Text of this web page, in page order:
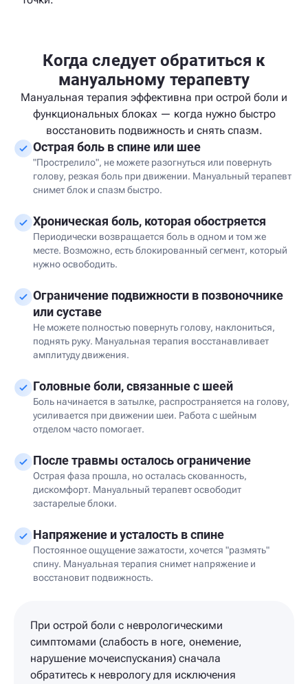
Когда следует обратиться к
мануальному терапевту
Мануальная терапия эффективна при острой боли и
функциональных блоках — когда нужно быстро
восстановить подвижность и снять спазм.
Острая боль в спине или шее
"Прострелило", не можете разогнуться или повернуть
голову, резкая боль при движении. Мануальный терапевт
снимет блок и спазм быстро.
Хроническая боль, которая обостряется
Периодически возвращается боль в одном и том же
месте. Возможно, есть блокированный сегмент, который
нужно освободить.
Ограничение подвижности в позвоночнике
или суставе
Не можете полностью повернуть голову, наклониться,
поднять руку. Мануальная терапия восстанавливает
амплитуду движения.
Головные боли, связанные с шеей
Боль начинается в затылке, распространяется на голову,
усиливается при движении шеи. Работа с шейным
отделом часто помогает.
После травмы осталось ограничение
Острая фаза прошла, но осталась скованность,
дискомфорт. Мануальный терапевт освободит
застарелые блоки.
Напряжение и усталость в спине
Постоянное ощущение зажатости, хочется "размять"
спину. Мануальная терапия снимет напряжение и
восстановит подвижность.
При острой боли с неврологическими
симптомами (слабость в ноге, онемение,
нарушение мочеиспускания) сначала
обратитесь к неврологу для исключения